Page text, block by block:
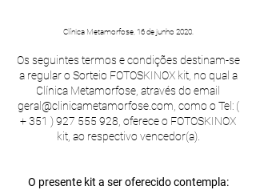
Clínica Metamorfose, 16 de junho 2020.
Os seguintes termos e condições destinam-se
a regular o Sorteio FOTOSKINOX kit, no qual a
Clínica Metamorfose, através do email
geral@clinicametamorfose.com , como o Tel: (
+351 ) 927 555 928 , oferece o FOTOSKINOX
kit, ao respectivo vencedor(a).
O presente kit a ser oferecido contempla: